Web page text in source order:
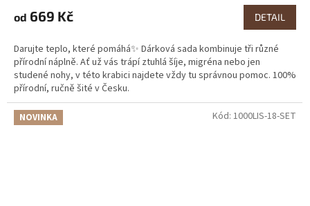
od 669 Kč DETAIL
Darujte teplo, které pomáhá✨ Dárková sada kombinuje tři různé
přírodní náplně. Ať už vás trápí ztuhlá šíje, migréna nebo jen
studené nohy, v této krabici najdete vždy tu správnou pomoc. 100%
přírodní, ručně šité v Česku.
NOVINKA Kód: 1000LIS-18-SET